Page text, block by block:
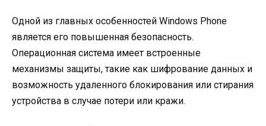
Одной из главных особенностей Windows Phone
является его повышенная безопасность.
Операционная система имеет встроенные
механизмы защиты, такие как шифрование данных и
возможность удаленного блокирования или стирания
устройства в случае потери или кражи.